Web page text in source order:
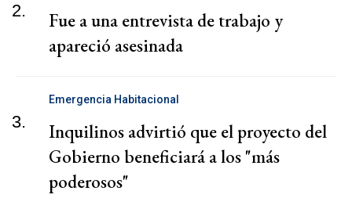
2.
Fue a una entrevista de trabajo y
apareció asesinada
3.
Emergencia Habitacional
Inquilinos advirtió que el proyecto del
Gobierno beneficiará a los "más
poderosos"